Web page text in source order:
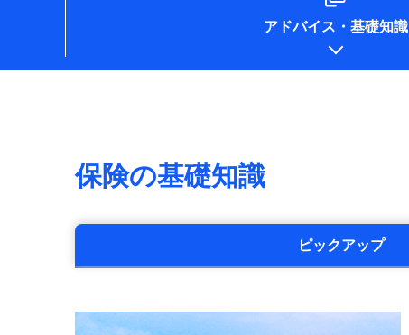
アドバイス ・ 基礎知識
保険の基礎知識
ピックアップ